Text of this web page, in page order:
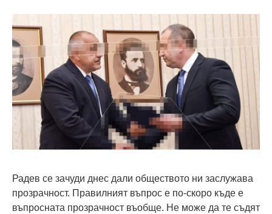
Радев се зачуди днес дали обществото ни заслужава
прозрачност. Правилният въпрос е по-скоро къде е
въпросната прозрачност въобще. Не може да те съдят